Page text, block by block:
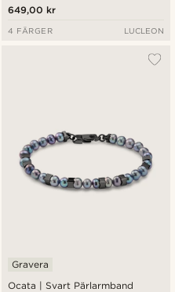
649,00 kr
4 FÄRGER LUCLEON
Ocata | Svart Pärlarmband
Gravera